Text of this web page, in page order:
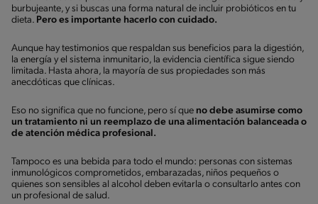
burbujeante, y si buscas una forma natural de incluir probióticos en tu
dieta. Pero es importante hacerlo con cuidado.
Aunque hay testimonios que respaldan sus beneficios para la digestión,
la energía y el sistema inmunitario, la evidencia científica sigue siendo
limitada. Hasta ahora, la mayoría de sus propiedades son más
anecdóticas que clínicas.
Eso no significa que no funcione, pero sí que no debe asumirse como
un tratamiento ni un reemplazo de una alimentación balanceada o
de atención médica profesional.
Tampoco es una bebida para todo el mundo: personas con sistemas
inmunológicos comprometidos, embarazadas, niños pequeños o
quienes son sensibles al alcohol deben evitarla o consultarlo antes con
un profesional de salud.